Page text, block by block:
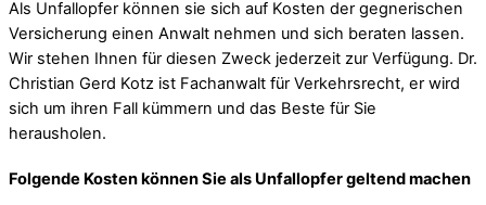
Als Unfallopfer können sie sich auf Kosten der gegnerischen
Versicherung einen Anwalt nehmen und sich beraten lassen.
Wir stehen Ihnen für diesen Zweck jederzeit zur Verfügung. Dr.
Christian Gerd Kotz ist Fachanwalt für Verkehrsrecht, er wird
sich um ihren Fall kümmern und das Beste für Sie
herausholen.
Folgende Kosten können Sie als Unfallopfer geltend machen